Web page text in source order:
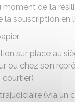
moment de la
la souscription en
sur place au
ou chez son
courtier)
(via un